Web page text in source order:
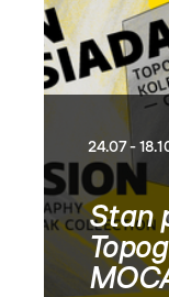
24.07 -
Stan